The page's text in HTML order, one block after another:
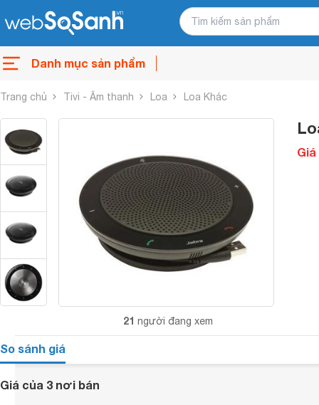
Danh mục sản phẩm
Trang chủ Tivi - Âm thanh Loa Loa Khác
21 người đang xem
Giá
So sánh giá
Giá của 3 nơi bán